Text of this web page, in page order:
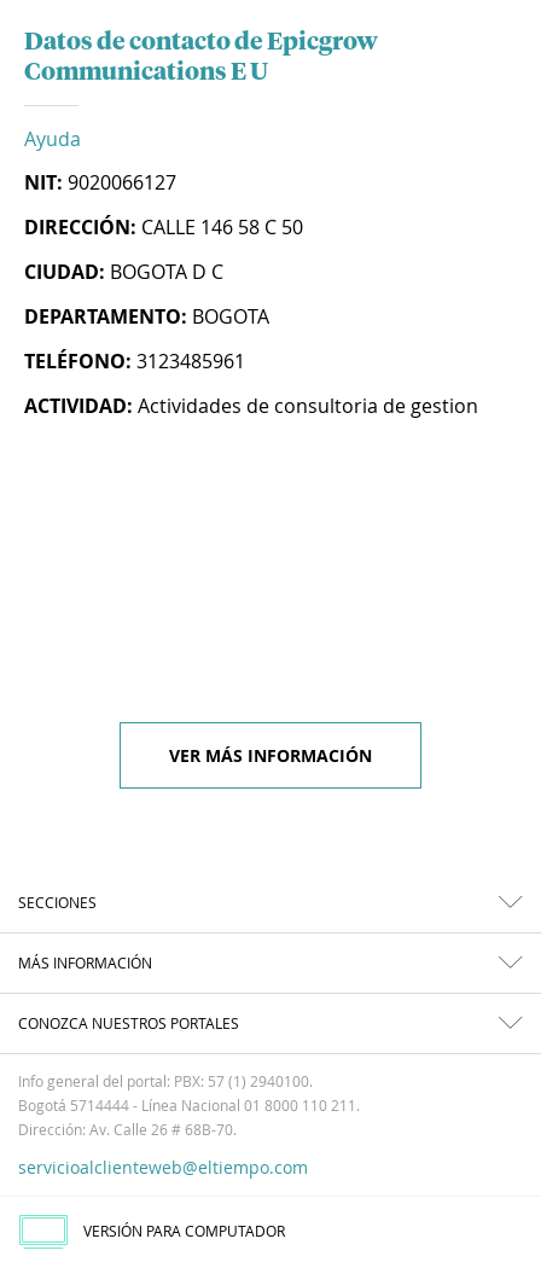
Datos de contacto de Epicgrow
Communications E U
Ayuda
NIT: 9020066127
DIRECCIÓN: CALLE 146 58 C 50
CIUDAD: BOGOTA D C
DEPARTAMENTO: BOGOTA
TELÉFONO: 3123485961
ACTIVIDAD: Actividades de consultoria de gestion
VER MÁS INFORMACIÓN
SECCIONES
MÁS INFORMACIÓN
CONOZCA NUESTROS PORTALES
Info general del portal: PBX: 57 (1) 2940100.
Bogotá 5714444 - Línea Nacional 01 8000 110 211.
Dirección: Av. Calle 26 # 68B-70.
servicioalclienteweb@eltiempo.com
VERSIÓN PARA COMPUTADOR